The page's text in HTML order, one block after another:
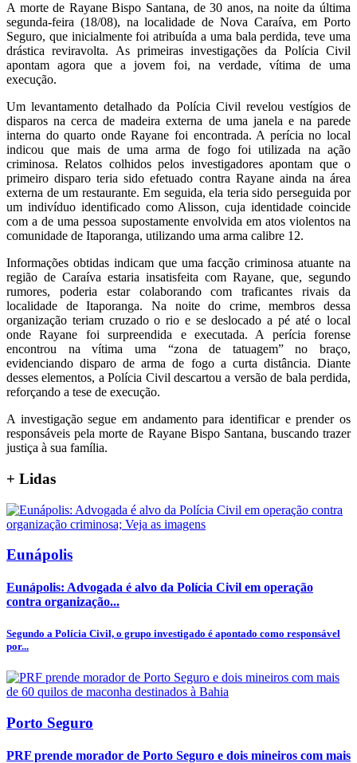
A morte de Rayane Bispo Santana, de 30 anos, na noite da última
segunda-feira (18/08), na localidade de Nova Caraíva, em Porto
Seguro, que inicialmente foi atribuída a uma bala perdida, teve uma
drástica reviravolta. As primeiras investigações da Polícia Civil
apontam agora que a jovem foi, na verdade, vítima de uma
execução.
Um levantamento detalhado da Polícia Civil revelou vestígios de
disparos na cerca de madeira externa de uma janela e na parede
interna do quarto onde Rayane foi encontrada. A perícia no local
indicou que mais de uma arma de fogo foi utilizada na ação
criminosa. Relatos colhidos pelos investigadores apontam que o
primeiro disparo teria sido efetuado contra Rayane ainda na área
externa de um restaurante. Em seguida, ela teria sido perseguida por
um indivíduo identificado como Alisson, cuja identidade coincide
com a de uma pessoa supostamente envolvida em atos violentos na
comunidade de Itaporanga, utilizando uma arma calibre 12.
Informações obtidas indicam que uma facção criminosa atuante na
região de Caraíva estaria insatisfeita com Rayane, que, segundo
rumores, poderia estar colaborando com traficantes rivais da
localidade de Itaporanga. Na noite do crime, membros dessa
organização teriam cruzado o rio e se deslocado a pé até o local
onde Rayane foi surpreendida e executada. A perícia forense
encontrou na vítima uma “zona de tatuagem” no braço,
evidenciando disparo de arma de fogo a curta distância. Diante
desses elementos, a Polícia Civil descartou a versão de bala perdida,
reforçando a tese de execução.
A investigação segue em andamento para identificar e prender os
responsáveis pela morte de Rayane Bispo Santana, buscando trazer
justiça à sua família.
+ Lidas
Eunápolis
Eunápolis: Advogada é alvo da Polícia Civil em operação
contra organização...
Segundo a Polícia Civil, o grupo investigado é apontado como responsável
por...
Porto Seguro
PRF prende morador de Porto Seguro e dois mineiros com mais